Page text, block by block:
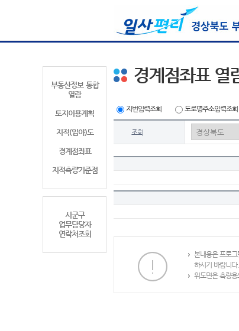
부동산정보 통합
열람
토지이용계획
지적(임야)도
경계점좌표
지적측량기준점
시군구
업무담당자
연락처조회
경계점좌표 열
지번입력조회 도로명주소입력조회
조회
본내용은 프로
하시기 바랍니다.
위도면은 측량